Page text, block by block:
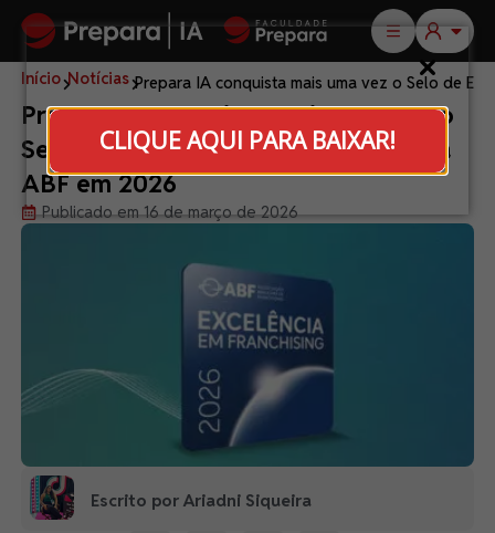
CLIQUE AQUI PARA BAIXAR!
Início Notícias Prepara IA conquista mais uma vez o Selo de
Prepara IA conquista mais uma vez o
Selo de Excelência em Franchising da
ABF em 2026
Publicado em 16 de março de 2026
Escrito por Ariadni Siqueira